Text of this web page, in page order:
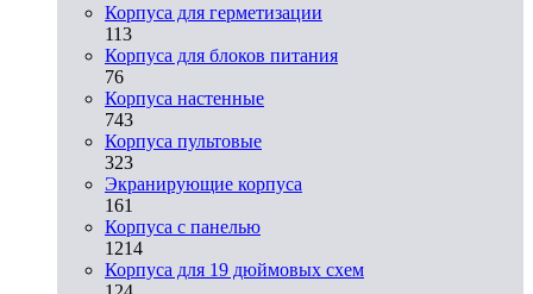
Корпуса для герметизации
113
Корпуса для блоков питания
76
Корпуса настенные
743
Корпуса пультовые
323
Экранирующие корпуса
161
Корпуса с панелью
1214
Корпуса для 19 дюймовых схем